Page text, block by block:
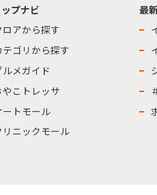
プナビ
ロアから探す
テゴリから探す
ルメガイド
やこトレッサ
ートモール
リニックモール
最